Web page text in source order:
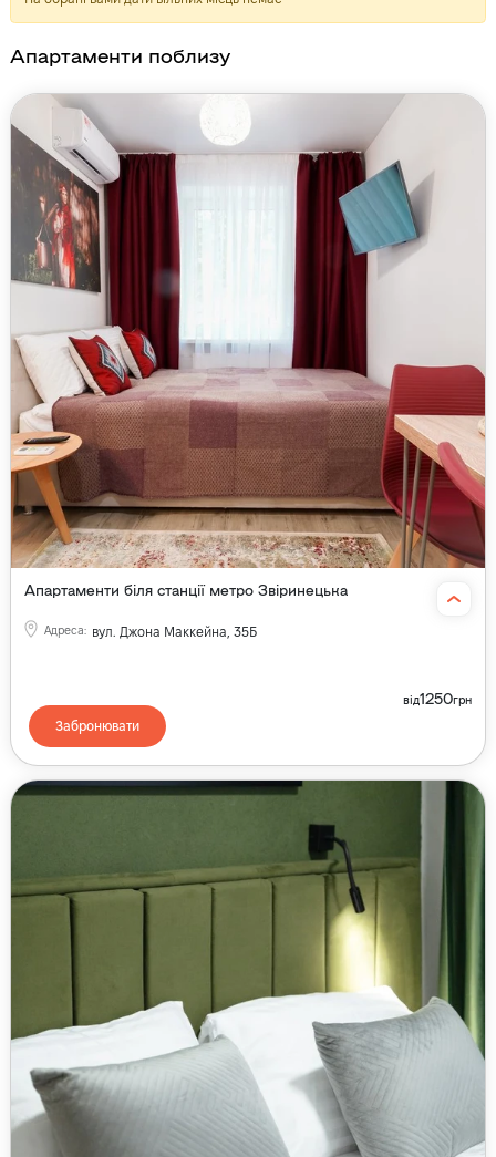
Апартаменти поблизу
Апартаменти біля станції метро Звіринецька
Адреса: вул. Джона Маккейна, 35Б
від1250грн
Забронювати